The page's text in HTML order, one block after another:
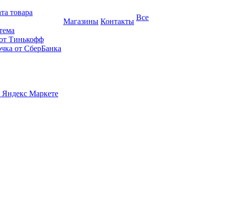
товара
Тинькофф
от СберБанка
Маркете
Магазины Контакты Все